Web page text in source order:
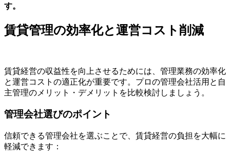
す。
賃貸管理の効率化と運営コスト削減
賃貸経営の収益性を向上させるためには、管理業務の効率化
と運営コストの適正化が重要です。プロの管理会社活用と自
主管理のメリット・デメリットを比較検討しましょう。
管理会社選びのポイント
信頼できる管理会社を選ぶことで、賃貸経営の負担を大幅に
軽減できます：